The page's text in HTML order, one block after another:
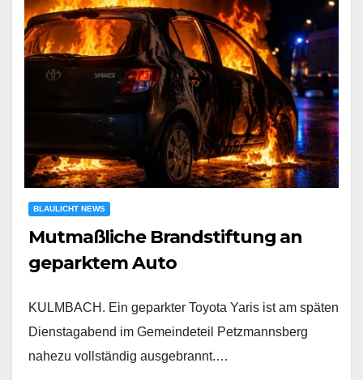
BLAULICHT NEWS
Mutmaßliche Brandstiftung an
geparktem Auto
KULMBACH. Ein geparkter Toyota Yaris ist am späten
Dienstagabend im Gemeindeteil Petzmannsberg
nahezu vollständig ausgebrannt.…